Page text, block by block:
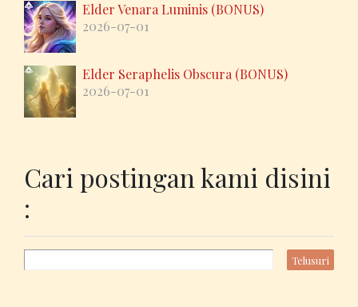
Elder Venara Luminis (BONUS)
2026-07-01
Elder Seraphelis Obscura (BONUS)
2026-07-01
Cari postingan kami disini
: